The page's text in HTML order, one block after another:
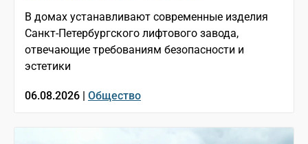
В домах устанавливают современные изделия
Санкт-Петербургского лифтового завода,
отвечающие требованиям безопасности и
эстетики
06.08.2026 | Общество